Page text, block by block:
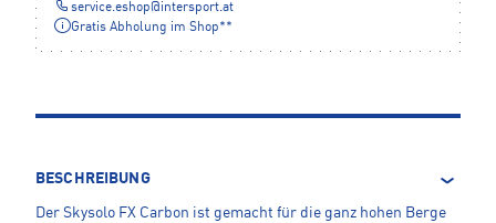
service.eshop@intersport.at
Gratis Abholung im Shop**
BESCHREIBUNG
Der Skysolo FX Carbon ist gemacht für die ganz hohen Berge